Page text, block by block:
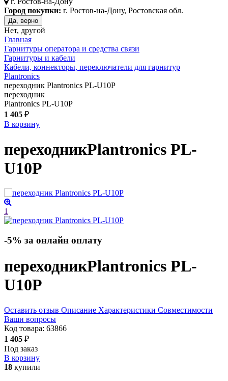
Город покупки: г. Ростов-на-Дону, Ростовская обл.
Да, верно
Нет, другой
Главная
Гарнитуры оператора и средства связи
Гарнитуры и кабели
Кабели, коннекторы, переключатели для гарнитур
Plantronics
переходник Plantronics PL-U10P
переходник
Plantronics PL-U10P
1 405 ₽
В корзину
переходникPlantronics PL-
U10P
1
-5% за онлайн оплату
переходникPlantronics PL-
U10P
Оставить отзыв Описание Характеристики Совместимости
Ваши вопросы
Код товара: 63866
1 405 ₽
Под заказ
В корзину
18 купили